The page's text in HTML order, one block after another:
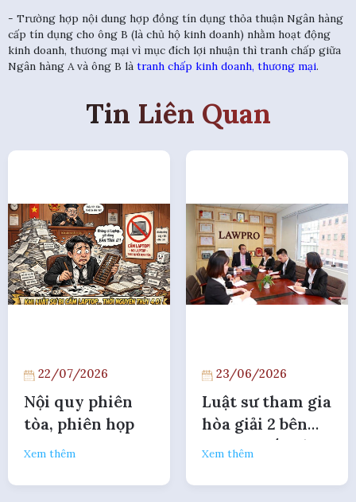
- Trường hợp nội dung hợp đồng tín dụng thỏa thuận Ngân hàng
cấp tín dụng cho ông B (là chủ hộ kinh doanh) nhằm hoạt động
kinh doanh, thương mại vì mục đích lợi nhuận thì tranh chấp giữa
Ngân hàng A và ông B làtranh chấp kinh doanh, thương mại.
Tin Liên Quan
22/07/2026
Nội quy phiên
tòa, phiên họp
Xem thêm
23/06/2026
Luật sư tham gia
hòa giải 2 bên
tranh chấp có bị
mang"?
Xem thêm